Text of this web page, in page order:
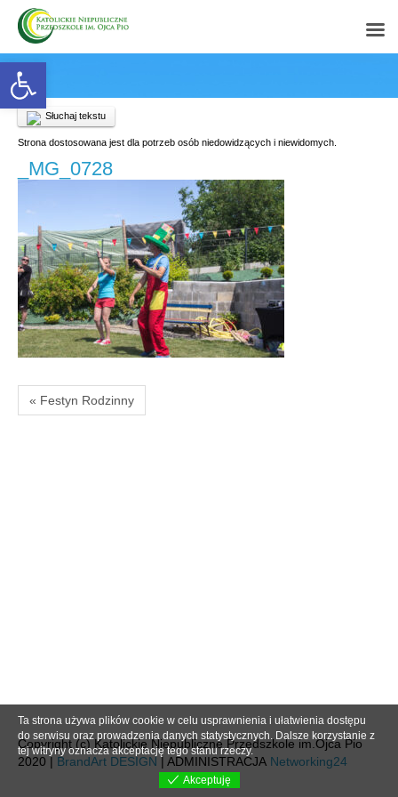
Open toolbar
Słuchaj tekstu
Strona dostosowana jest dla potrzeb osób niedowidzących i niewidomych.
_MG_0728
« Festyn Rodzinny
Copyright (c) Katolickie Niepubliczne Przedszkole im.Ojca Pio
2020 | BrandArt DESIGN | ADMINISTRACJA Networking24
Ta strona używa plików cookie w celu usprawnienia i ułatwienia dostępu
do serwisu oraz prowadzenia danych statystycznych. Dalsze korzystanie z
tej witryny oznacza akceptację tego stanu rzeczy.
Akceptuję